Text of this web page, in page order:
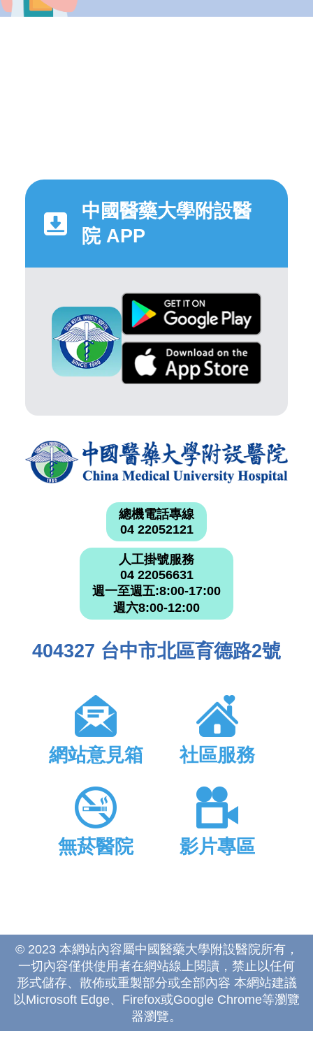
中國醫藥大學附設醫
院 APP
總機電話專線
04 22052121
人工掛號服務
04 22056631
週一至週五:8:00-17:00
週六8:00-12:00
404327 台中市北區育德路2號
網站意見箱 社區服務
無菸醫院 影片專區
© 2023 本網站內容屬中國醫藥大學附設醫院所有，
一切內容僅供使用者在網站線上閱讀，禁止以任何
形式儲存、散佈或重製部分或全部內容 本網站建議
以Microsoft Edge、Firefox或Google Chrome等瀏覽
器瀏覽。